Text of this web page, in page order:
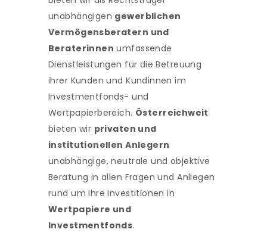
unabhängigen gewerblichen
Vermögensberatern und
Beraterinnen umfassende
Dienstleistungen für die Betreuung
ihrer Kunden und Kundinnen im
Investmentfonds- und
Wertpapierbereich. Österreichweit
bieten wir privaten und
institutionellen Anlegern
unabhängige, neutrale und objektive
Beratung in allen Fragen und Anliegen
rund um Ihre Investitionen in
Wertpapiere und
Investmentfonds.